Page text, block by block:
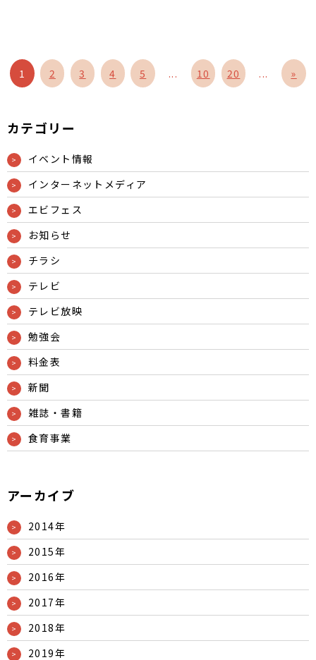
1 2 3 4 5 ... 10 20 ... »
カテゴリー
イベント情報
インターネットメディア
エビフェス
お知らせ
チラシ
テレビ
テレビ放映
勉強会
料金表
新聞
雑誌・書籍
食育事業
アーカイブ
2014年
2015年
2016年
2017年
2018年
2019年